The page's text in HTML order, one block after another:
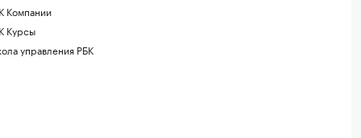
Компании
Курсы
управления РБК